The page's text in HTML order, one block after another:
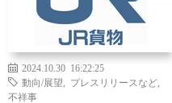
2024.10.30 16:22:25
動向/展望
プレスリリースなど
不祥事